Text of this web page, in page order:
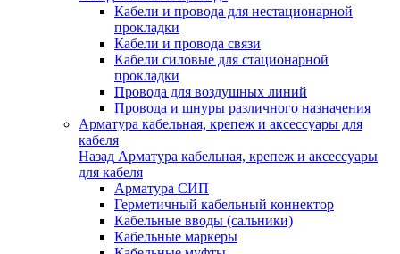
Кабели и провода для нестационарной
прокладки
Кабели и провода связи
Кабели силовые для стационарной
прокладки
Провода для воздушных линий
Провода и шнуры различного назначения
Арматура кабельная, крепеж и аксессуары для
кабеля
Назад Арматура кабельная, крепеж и аксессуары
для кабеля
Арматура СИП
Герметичный кабельный коннектор
Кабельные вводы (сальники)
Кабельные маркеры